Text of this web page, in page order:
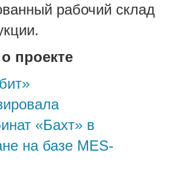
рабочий склад
проекте
«Бахт» в
на базе MES-